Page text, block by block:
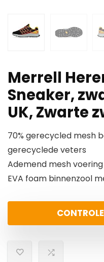
Merrell
Sneaker,
UK, Zwarte
70% gerecycled mesh
gerecyclede veters
Ademend mesh voering
EVA foam binnenzool